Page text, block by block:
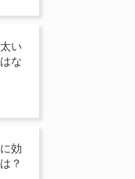
い
な
効
？